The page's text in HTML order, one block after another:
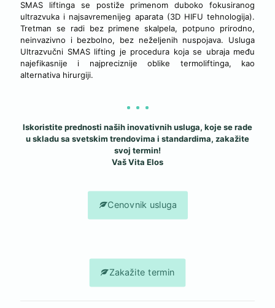
SMAS liftinga se postiže primenom duboko fokusiranog
ultrazvuka i najsavremenijeg aparata (3D HIFU tehnologija).
Tretman se radi bez primene skalpela, potpuno prirodno,
neinvazivno i bezbolno, bez neželjenih nuspojava. Usluga
Ultrazvučni SMAS lifting je procedura koja se ubraja među
najefikasnije i najpreciznije oblike termoliftinga, kao
alternativa hirurgiji.
Iskoristite prednosti naših inovativnih usluga, koje se rade
u skladu sa svetskim trendovima i standardima, zakažite
svoj termin!
Vaš Vita Elos
Cenovnik usluga
Zakažite termin